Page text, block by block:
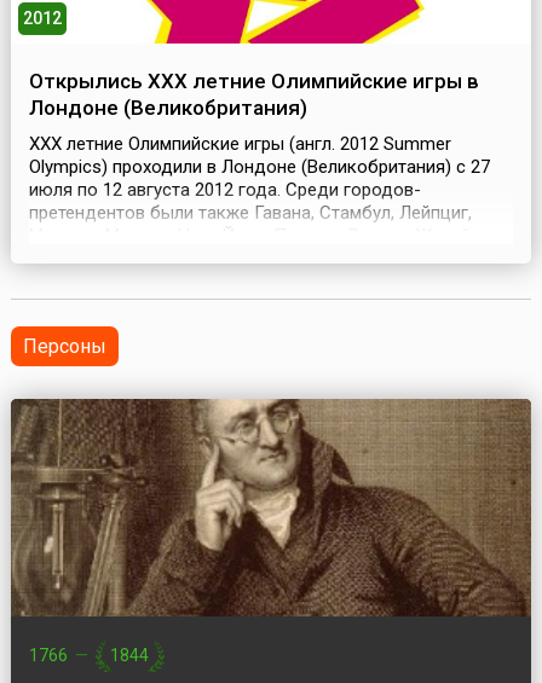
2012
Открылись XXX летние Олимпийские игры в
Лондоне (Великобритания)
XXX летние Олимпийские игры (англ. 2012 Summer
Olympics) проходили в Лондоне (Великобритания) с 27
июля по 12 августа 2012 года. Среди городов-
претендентов были также Гавана, Стамбул, Лейпциг,
Лондон стал первым городом, который принял
годах). Правда, на этот раз победа омрачилась
трагедией: на...
Персоны
1766 — 1844